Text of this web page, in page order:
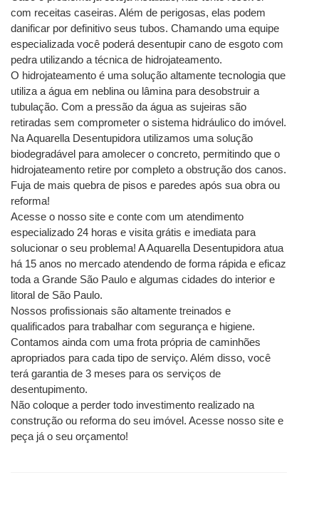
com receitas caseiras. Além de perigosas, elas podem
danificar por definitivo seus tubos. Chamando uma equipe
especializada você poderá desentupir cano de esgoto com
pedra utilizando a técnica de hidrojateamento.
O hidrojateamento é uma solução altamente tecnologia que
utiliza a água em neblina ou lâmina para desobstruir a
tubulação. Com a pressão da água as sujeiras são
retiradas sem comprometer o sistema hidráulico do imóvel.
Na Aquarella Desentupidora utilizamos uma solução
biodegradável para amolecer o concreto, permitindo que o
hidrojateamento retire por completo a obstrução dos canos.
Fuja de mais quebra de pisos e paredes após sua obra ou
reforma!
Acesse o nosso site e conte com um atendimento
especializado 24 horas e visita grátis e imediata para
solucionar o seu problema! A Aquarella Desentupidora atua
há 15 anos no mercado atendendo de forma rápida e eficaz
toda a Grande São Paulo e algumas cidades do interior e
litoral de São Paulo.
Nossos profissionais são altamente treinados e
qualificados para trabalhar com segurança e higiene.
Contamos ainda com uma frota própria de caminhões
apropriados para cada tipo de serviço. Além disso, você
terá garantia de 3 meses para os serviços de
desentupimento.
Não coloque a perder todo investimento realizado na
construção ou reforma do seu imóvel. Acesse nosso site e
peça já o seu orçamento!